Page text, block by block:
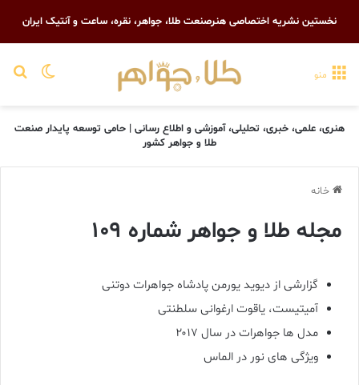
نخستین نشریه اختصاصی هنرصنعت طلا، جواهر، نقره، ساعت و آنتیک ایران
تغییر منو
هنری، علمی، خبری، تحلیلی، آموزشی و اطلاع رسانی | حامی توسعه پایدار صنعت
طلا و جواهر کشور
خانه
مجله طلا و جواهر شماره ۱۰۹
گزارشی از دیوید یورمن پادشاه جواهرات دوتنی
آمیتیست، یاقوت ارغوانی سلطنتی
مدل ها جواهرات در سال ۲۰۱۷
ویژگی های نور در الماس